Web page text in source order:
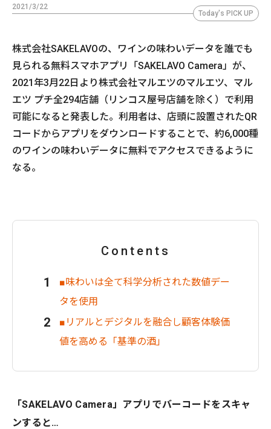
2021/3/22
Today's PICK UP
株式会社SAKELAVOの、ワインの味わいデータを誰でも
見られる無料スマホアプリ「SAKELAVO Camera」が、
2021年3月22日より株式会社マルエツのマルエツ、マル
エツ プチ全294店舗（リンコス屋号店舗を除く）で利用
可能になると発表した。利用者は、店頭に設置されたQR
コードからアプリをダウンロードすることで、約6,000種
のワインの味わいデータに無料でアクセスできるように
なる。
Contents
■味わいは全て科学分析された数値デー
タを使用
■リアルとデジタルを融合し顧客体験価
値を高める「基準の酒」
「SAKELAVO Camera」アプリでバーコードをスキャ
ンすると…